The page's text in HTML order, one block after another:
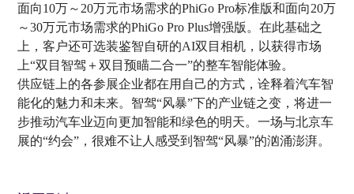
面向10万～20万元市场需求的PhiGo Pro标准版和面向20万
～30万元市场需求的PhiGo Pro Plus增强版。在此基础之
上，客户还可选装鉴智自研的AI双目相机，以获得市场
上“双目智驾＋双目预瞄二合一”的整车智能体验。
供应链上的各参展企业都在用自己的方式，诠释着汽车智
能化的魅力和未来。智驾“风暴”下的产业链之变，将进一
步推动汽车业迈向更加智能和绿色的明天。一场与北京车
展的“约会”，很难不让人感受到智驾“风暴”的汹涌澎湃。